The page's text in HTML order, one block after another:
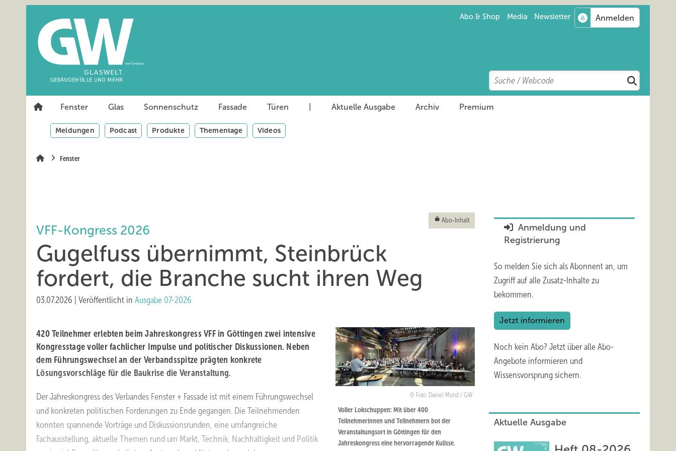
Abo & Shop Media Newsletter
Search
Suchen
Fenster Glas Sonnenschutz Fassade Türen Aktuelle Ausgabe Archiv Premium
Meldungen Podcast Produkte Thementage Videos
Fenster
Abo-Inhalt
VFF-Kongress 2026
Gugelfuss übernimmt, Steinbrück
fordert, die Branche sucht ihren Weg
03.07.2026 Veröffentlicht in Ausgabe 07-2026
Foto: Daniel Mund / GW
Voller Lokschuppen: Mit über 400
Teilnehmerinnen und Teilnehmern bot der
Veranstaltungsort in Göttingen für den
Jahreskongress eine hervorragende Kulisse.
420 Teilnehmer erlebten beim Jahreskongress VFF in Göttingen zwei intensive
Kongresstage voller fachlicher Impulse und politischer Diskussionen. Neben
dem Führungswechsel an der Verbandsspitze prägten konkrete
Lösungsvorschläge für die Baukrise die Veranstaltung.
Der Jahreskongress des Verbandes Fenster + Fassade ist mit einem Führungswechsel
und konkreten politischen Forderungen zu Ende gegangen. Die Teilnehmenden
konnten spannende Vorträge und Diskussionsrunden, eine umfangreiche
Fachausstellung, aktuelle Themen rund um Markt, Technik, Nachhaltigkeit und Politik
Anmeldung und
Registrierung
So melden Sie sich als Abonnent an, um
Zugriff auf alle Zusatz-Inhalte zu
bekommen.
Jetzt informieren
Noch kein Abo? Jetzt über alle Abo-
Angebote informieren und
Wissensvorsprung sichern.
Aktuelle Ausgabe